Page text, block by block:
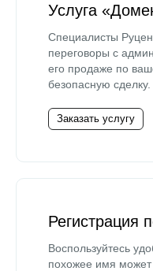
Услуга
Специалисты
переговоры с
его продаже по
безопасную сделку.
Заказать услугу
Регистрация
Воспользуйтесь
похожее имя